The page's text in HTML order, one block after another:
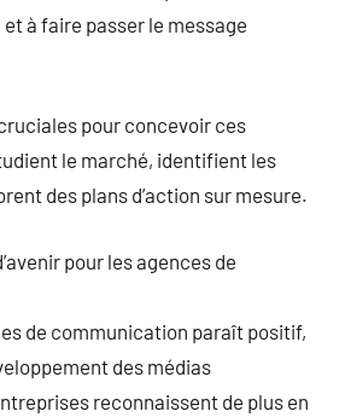
à faire passer le message
pour concevoir ces
le marché, identifient les
des plans d’action sur mesure.
pour les agences de
de communication paraît positif,
des médias
reconnaissent de plus en